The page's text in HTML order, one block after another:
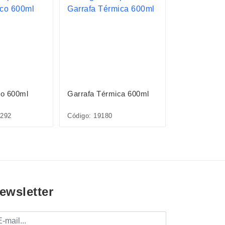
600ml Garrafa Térmica 600ml
Código: 19180